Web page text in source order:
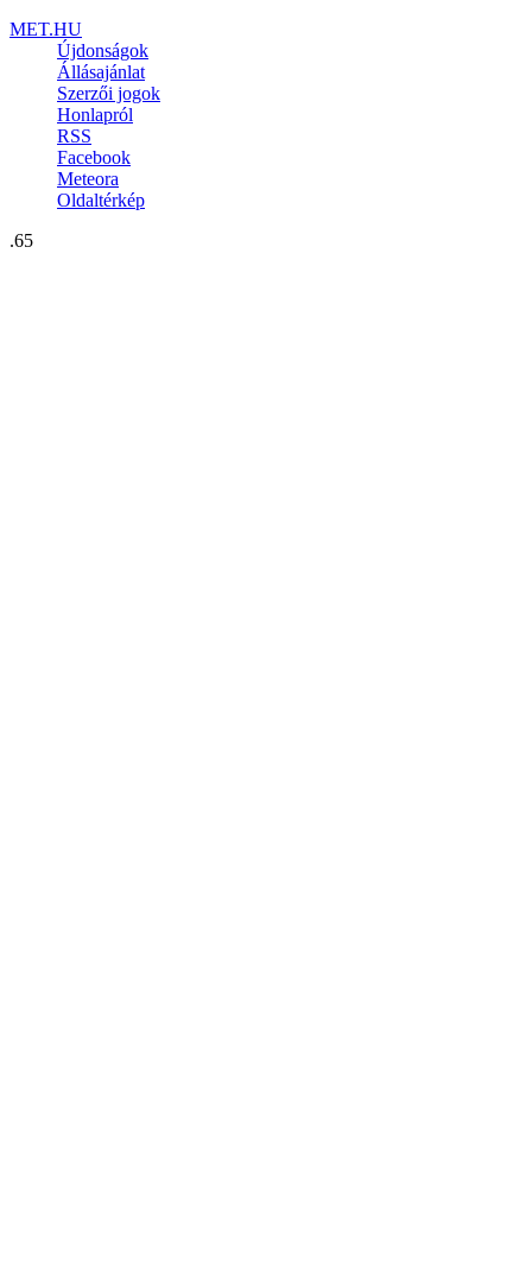
MET.HU
Újdonságok
Állásajánlat
Szerzői jogok
Honlapról
RSS
Facebook
Meteora
Oldaltérkép
.65